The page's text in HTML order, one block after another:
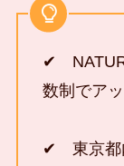
✔
数制でア
✔ 東京都